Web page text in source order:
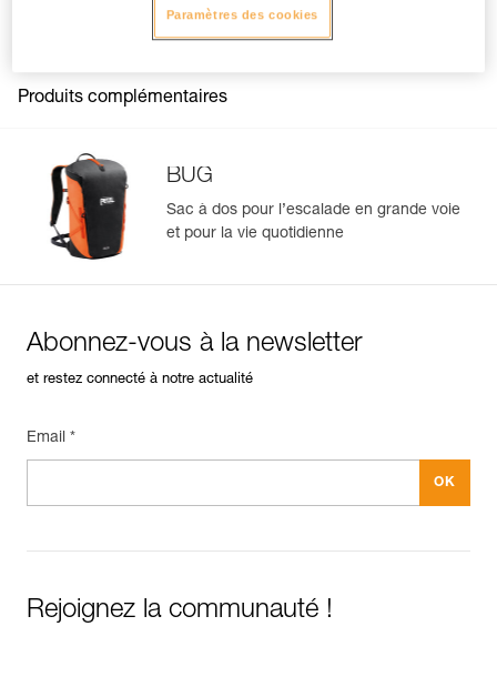
Autres produits
Produits complémentaires
BUG
Sac à dos pour l’escalade en grande voie
et pour la vie quotidienne
Abonnez-vous à la newsletter
et restez connecté à notre actualité
Email *
Rejoignez la communauté !
Paramètres des cookies